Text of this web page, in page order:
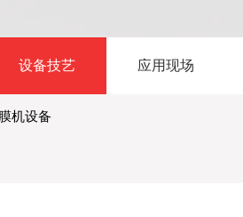
设备技艺 应用现场
机设备